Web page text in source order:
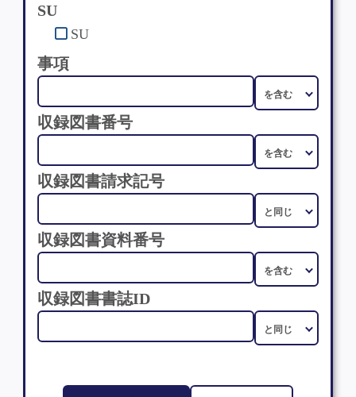
SU
SU
事項
収録図書番号
収録図書請求記号
収録図書資料番号
収録図書書誌ID